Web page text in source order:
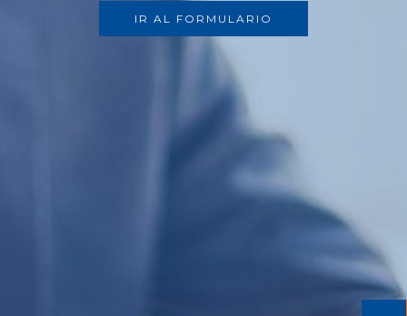
IR AL FORMULARIO